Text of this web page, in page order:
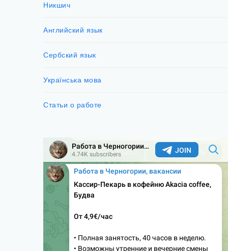
Никшич
Английский язык
Сербский язык
Українська мова
Статьи о работе